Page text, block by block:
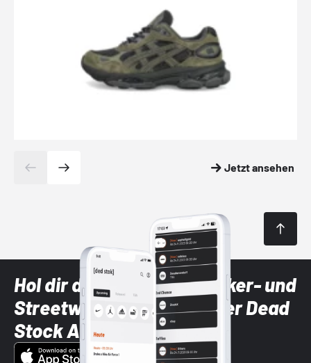
Jetzt ansehen
Hol dir die neuesten Sneaker- und
Streetwear-Brands mit der Dead
Stock App